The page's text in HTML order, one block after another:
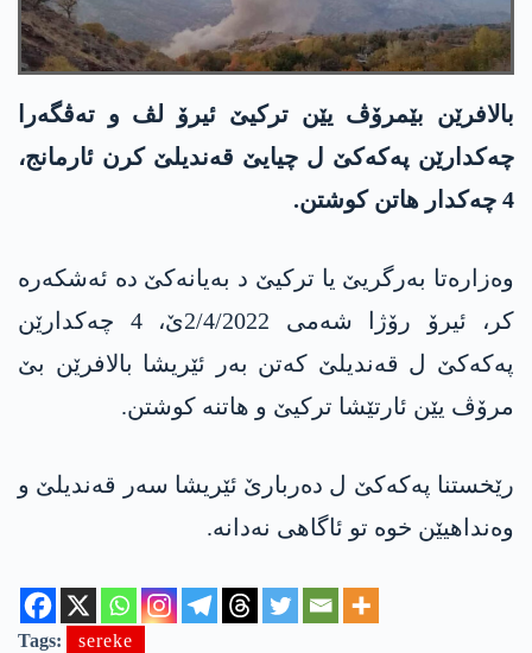
بالافرێن بێمرۆڤ یێن تركیێ ئیرۆ لڤ و ته‌ڤگه‌را
چه‌كدارێن په‌كه‌كێ ل چیایێ قه‌ندیلێ كرن ئارمانج،
4 چه‌كدار هاتن كوشتن.
وه‌زاره‌تا به‌رگریێ یا تركیێ د به‌یانه‌كێ ده‌ ئه‌شكه‌ره‌
كر، ئیرۆ رۆژا شه‌می 2/4/2022ێ، 4 چه‌كدارێن
په‌كه‌كێ ل قه‌ندیلێ كه‌تن به‌ر ئێریشا بالافرێن بێ
مرۆڤ یێن ئارتێشا تركیێ و هاتنه‌ كوشتن.
رێخستنا په‌كه‌كێ ل ده‌ربارێ ئێریشا سه‌ر قه‌ندیلێ و
وه‌نداهیێن خوه‌ تو ئاگاهی نه‌دانه‌.
Tags: sereke